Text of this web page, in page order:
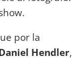
por la
Hendler,